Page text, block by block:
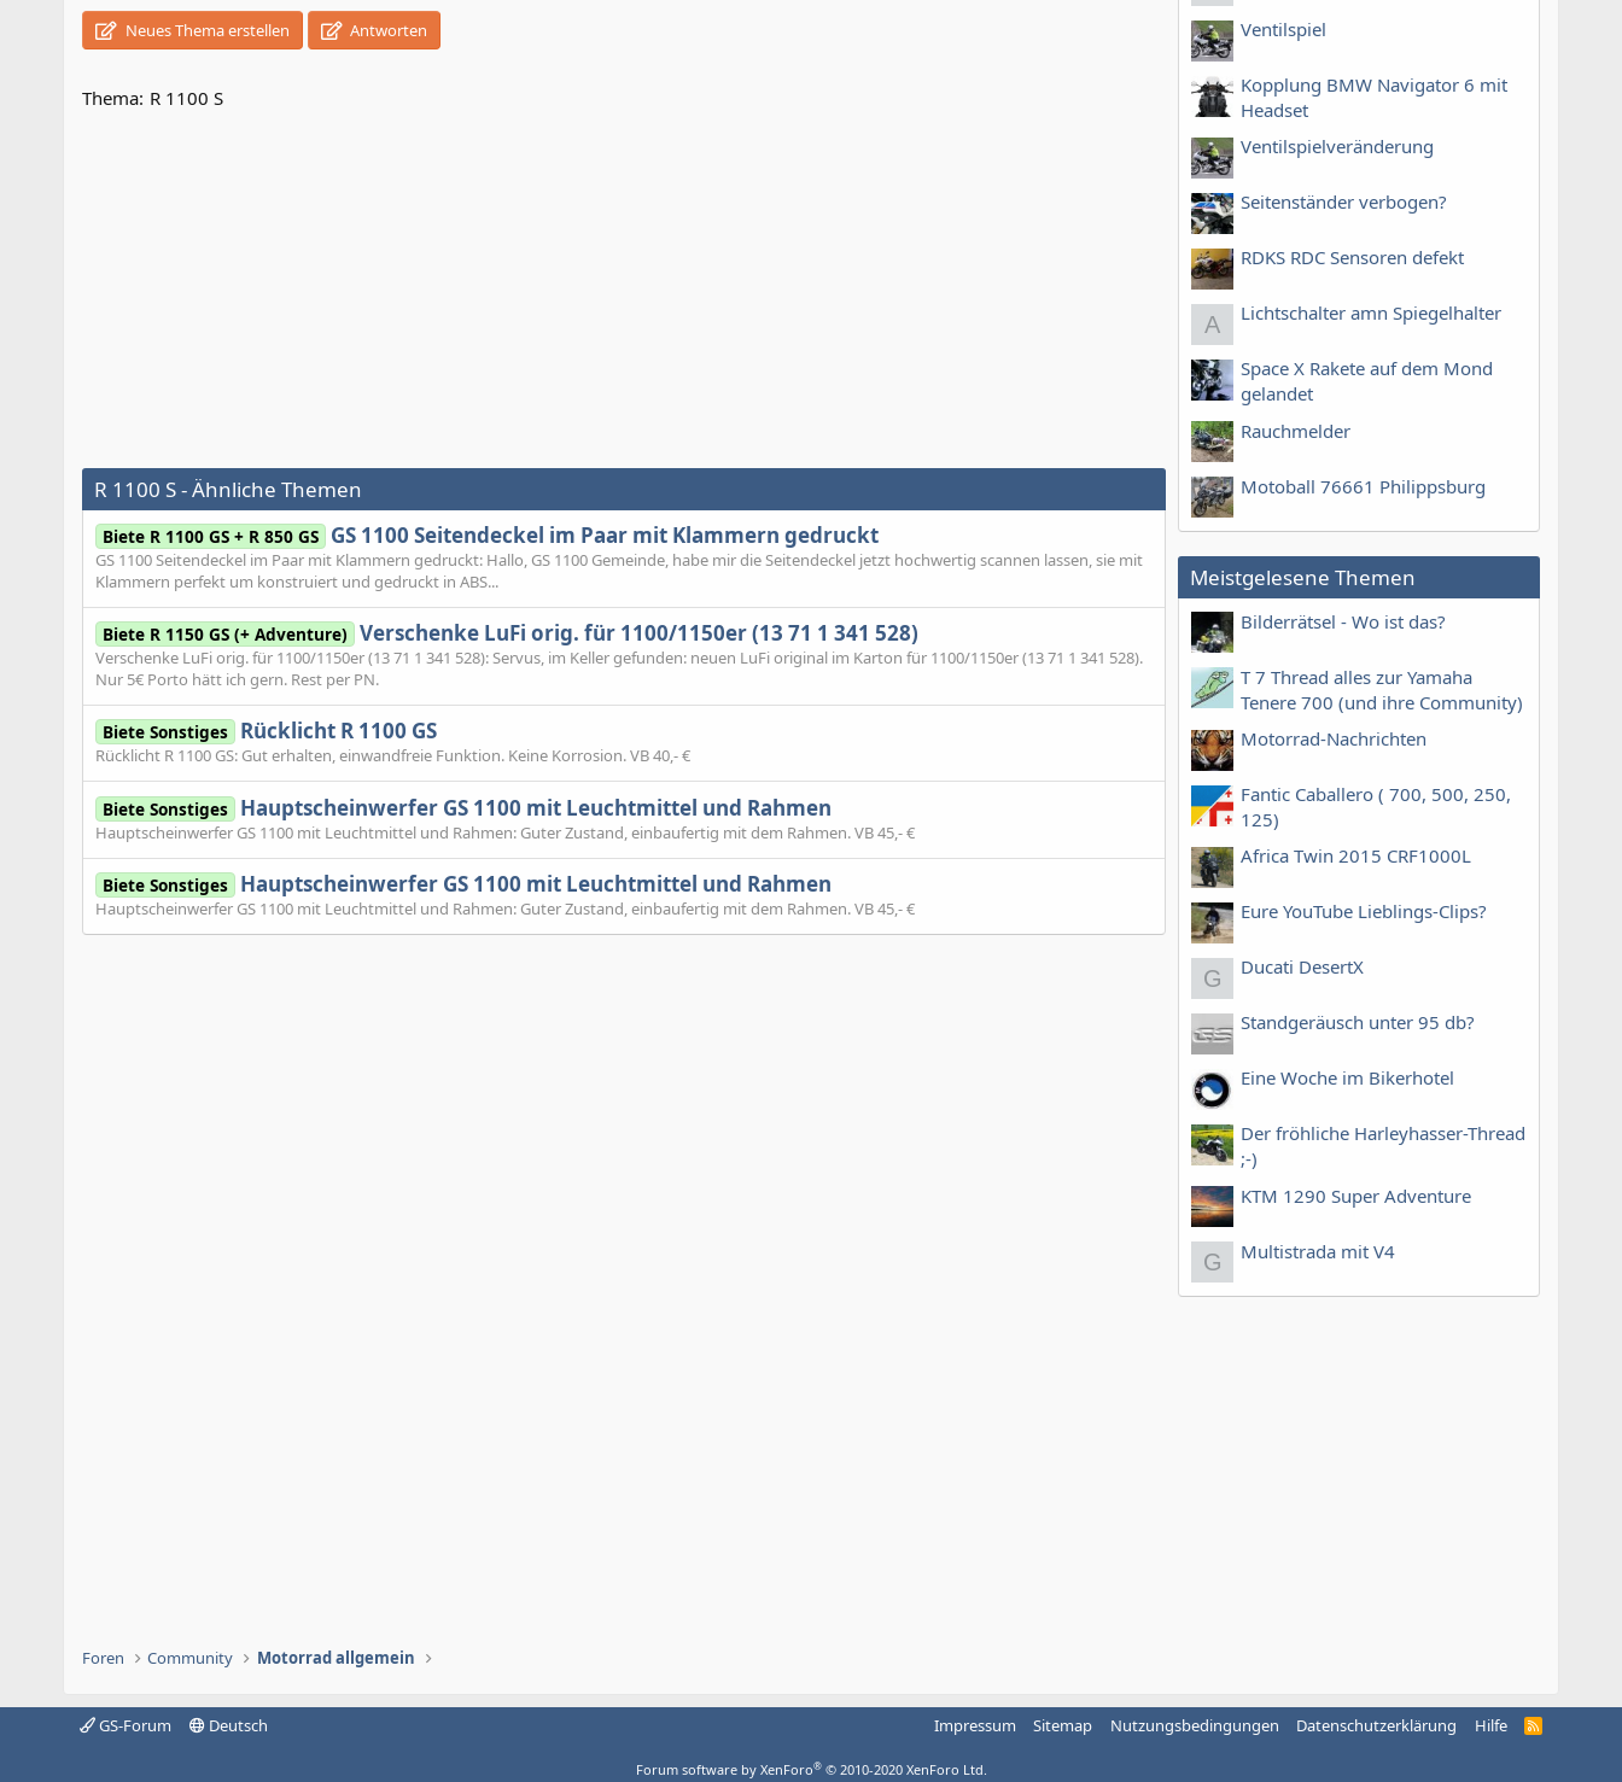
Neues Thema erstellen Antworten
Thema: R 1100 S
R 1100 S - Ähnliche Themen
Biete R 1100 GS + R 850 GS GS 1100 Seitendeckel im Paar mit Klammern gedruckt
GS 1100 Seitendeckel im Paar mit Klammern gedruckt: Hallo, GS 1100 Gemeinde, habe mir die Seitendeckel jetzt hochwertig scannen lassen, sie mit
Klammern perfekt um konstruiert und gedruckt in ABS...
Biete R 1150 GS (+ Adventure) Verschenke LuFi orig. für 1100/1150er (13 71 1 341 528)
Verschenke LuFi orig. für 1100/1150er (13 71 1 341 528): Servus, im Keller gefunden: neuen LuFi original im Karton für 1100/1150er (13 71 1 341 528).
Nur 5€ Porto hätt ich gern. Rest per PN.
Biete Sonstiges Rücklicht R 1100 GS
Rücklicht R 1100 GS: Gut erhalten, einwandfreie Funktion. Keine Korrosion. VB 40,- €
Biete Sonstiges Hauptscheinwerfer GS 1100 mit Leuchtmittel und Rahmen
Hauptscheinwerfer GS 1100 mit Leuchtmittel und Rahmen: Guter Zustand, einbaufertig mit dem Rahmen. VB 45,- €
Biete Sonstiges Hauptscheinwerfer GS 1100 mit Leuchtmittel und Rahmen
Hauptscheinwerfer GS 1100 mit Leuchtmittel und Rahmen: Guter Zustand, einbaufertig mit dem Rahmen. VB 45,- €
Ventilspiel
Kopplung BMW Navigator 6 mit
Headset
Ventilspielveränderung
Seitenständer verbogen?
RDKS RDC Sensoren defekt
A Lichtschalter amn Spiegelhalter
Space X Rakete auf dem Mond
gelandet
Rauchmelder
Motoball 76661 Philippsburg
Meistgelesene Themen
Bilderrätsel - Wo ist das?
T 7 Thread alles zur Yamaha
Tenere 700 (und ihre Community)
Motorrad-Nachrichten
Fantic Caballero ( 700, 500, 250,
125)
Africa Twin 2015 CRF1000L
Eure YouTube Lieblings-Clips?
G Ducati DesertX
Standgeräusch unter 95 db?
Eine Woche im Bikerhotel
Der fröhliche Harleyhasser-Thread
;-)
KTM 1290 Super Adventure
G Multistrada mit V4
Foren Community Motorrad allgemein
GS-Forum Deutsch Impressum Sitemap Nutzungsbedingungen Datenschutzerklärung Hilfe
R
Forum software by XenForo® © 2010-2020 XenForo Ltd.